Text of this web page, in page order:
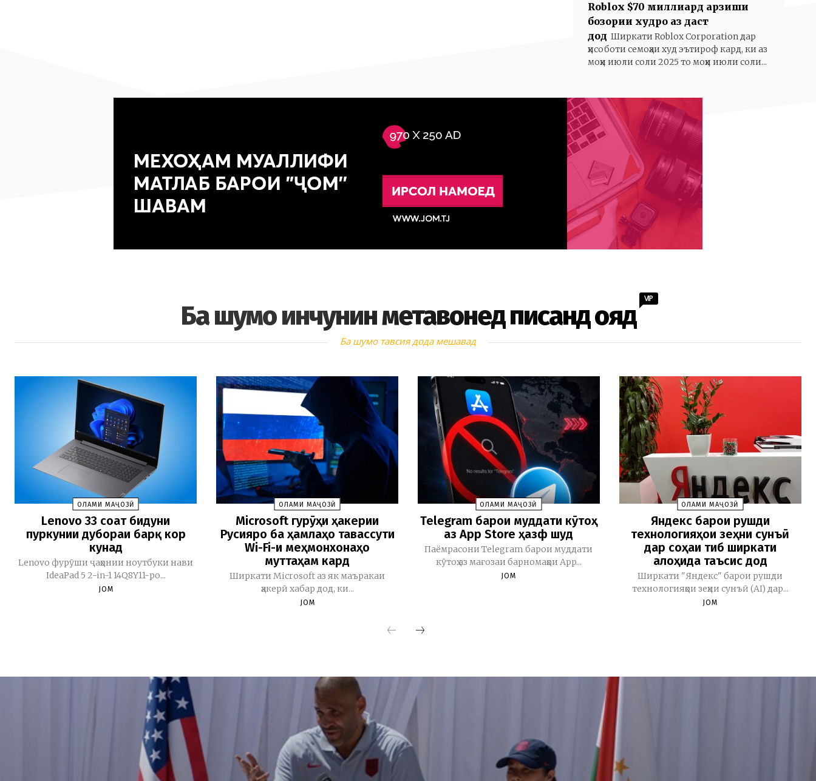
Roblox $70 миллиард арзиши
бозории худро аз даст
дод Ширкати Roblox Corporation дар
ҳисоботи семоҳаи худ эътироф кард, ки аз
моҳи июли соли 2025 то моҳи июли соли...
Ба шумо инчунин метавонед писанд ояд
VIP
Ба шумо тавсия дода мешавад
ОЛАМИ МАҶОЗӢ
Lenovo 33 соат бидуни
пуркунии дубораи барқ кор
кунад
Lenovo фурӯши ҷаҳонии ноутбуки нави
IdeaPad 5 2-in-1 14Q8Y11-ро...
JOM
ОЛАМИ МАҶОЗӢ
Microsoft гурӯҳи ҳакерии
Русияро ба ҳамлаҳо тавассути
Wi-Fi-и меҳмонхонаҳо
муттаҳам кард
Ширкати Microsoft аз як маъракаи
ҳакерӣ хабар дод, ки...
JOM
ОЛАМИ МАҶОЗӢ
Telegram барои муддати кӯтоҳ
аз App Store ҳазф шуд
Паёмрасони Telegram барои муддати
кӯтоҳ аз мағозаи барномаҳои App...
JOM
ОЛАМИ МАҶОЗӢ
Яндекс барои рушди
технологияҳои зеҳни сунъӣ
дар соҳаи тиб ширкати
алоҳида таъсис дод
Ширкати "Яндекс" барои рушди
технологияҳои зеҳни сунъӣ (AI) дар...
JOM